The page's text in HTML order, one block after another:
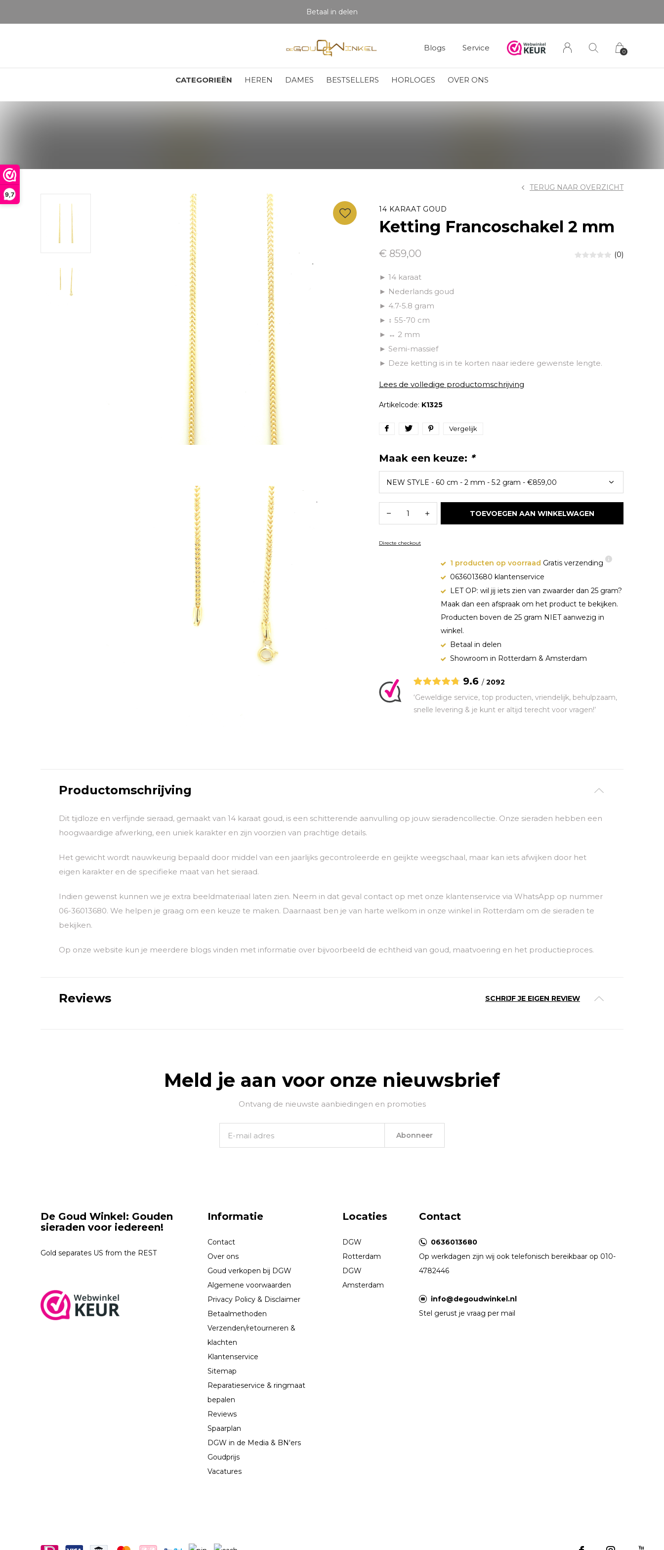
9,7
CATEGORIEËN HEREN DAMES BESTSELLERS HORLOGES OVER ONS
Blogs Service 0
Betaal in delen
14 KARAAT GOUD
Ketting Francoschakel 2 mm
TERUG NAAR OVERZICHT
€ 859,00 (0)
► 14 karaat
► Nederlands goud
► 4.7-5.8 gram
► ↕ 55-70 cm
► ↔ 2 mm
► Semi-massief
► Deze ketting is in te korten naar iedere gewenste lengte.
Lees de volledige productomschrijving
Artikelcode: K1325
Vergelijk
Maak een keuze: *
TOEVOEGEN AAN WINKELWAGEN
Directe checkout
1 producten op voorraad Gratis verzending
0636013680 klantenservice
LET OP: wil jij iets zien van zwaarder dan 25 gram?
Maak dan een afspraak om het product te bekijken.
Producten boven de 25 gram NIET aanwezig in
winkel.
Betaal in delen
Showroom in Rotterdam & Amsterdam
9.6 / 2092
‘Geweldige service, top producten, vriendelijk, behulpzaam,
snelle levering & je kunt er altijd terecht voor vragen!’
Productomschrijving
Dit tijdloze en verfijnde sieraad, gemaakt van 14 karaat goud, is een schitterende aanvulling op jouw sieradencollectie. Onze sieraden hebben een
hoogwaardige afwerking, een uniek karakter en zijn voorzien van prachtige details.
Het gewicht wordt nauwkeurig bepaald door middel van een jaarlijks gecontroleerde en geijkte weegschaal, maar kan iets afwijken door het
eigen karakter en de specifieke maat van het sieraad.
Indien gewenst kunnen we je extra beeldmateriaal laten zien. Neem in dat geval contact op met onze klantenservice via WhatsApp op nummer
06-36013680. We helpen je graag om een keuze te maken. Daarnaast ben je van harte welkom in onze winkel in Rotterdam om de sieraden te
bekijken.
Op onze website kun je meerdere blogs vinden met informatie over bijvoorbeeld de echtheid van goud, maatvoering en het productieproces.
Reviews SCHRIJF JE EIGEN REVIEW
Meld je aan voor onze nieuwsbrief
Ontvang de nieuwste aanbiedingen en promoties
Abonneer
De Goud Winkel: Gouden
sieraden voor iedereen!
Gold separates US from the REST
Informatie
Contact
Over ons
Goud verkopen bij DGW
Algemene voorwaarden
Privacy Policy & Disclaimer
Betaalmethoden
Verzenden/retourneren &
klachten
Klantenservice
Sitemap
Reparatieservice & ringmaat
bepalen
Reviews
Spaarplan
DGW in de Media & BN'ers
Goudprijs
Vacatures
Locaties
DGW
Rotterdam
DGW
Amsterdam
Contact
0636013680
Op werkdagen zijn wij ook telefonisch bereikbaar op 010-
4782446
info@degoudwinkel.nl
Stel gerust je vraag per mail